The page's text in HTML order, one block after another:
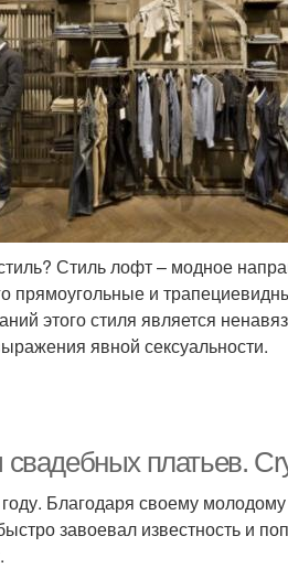
Стиль лофт – модное
прямоугольные и
этого стиля является
явной сексуальности.
платьев.
Благодаря своему
завоевал известность и